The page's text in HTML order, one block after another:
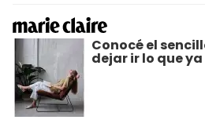
Conocé el
dejar ir lo que